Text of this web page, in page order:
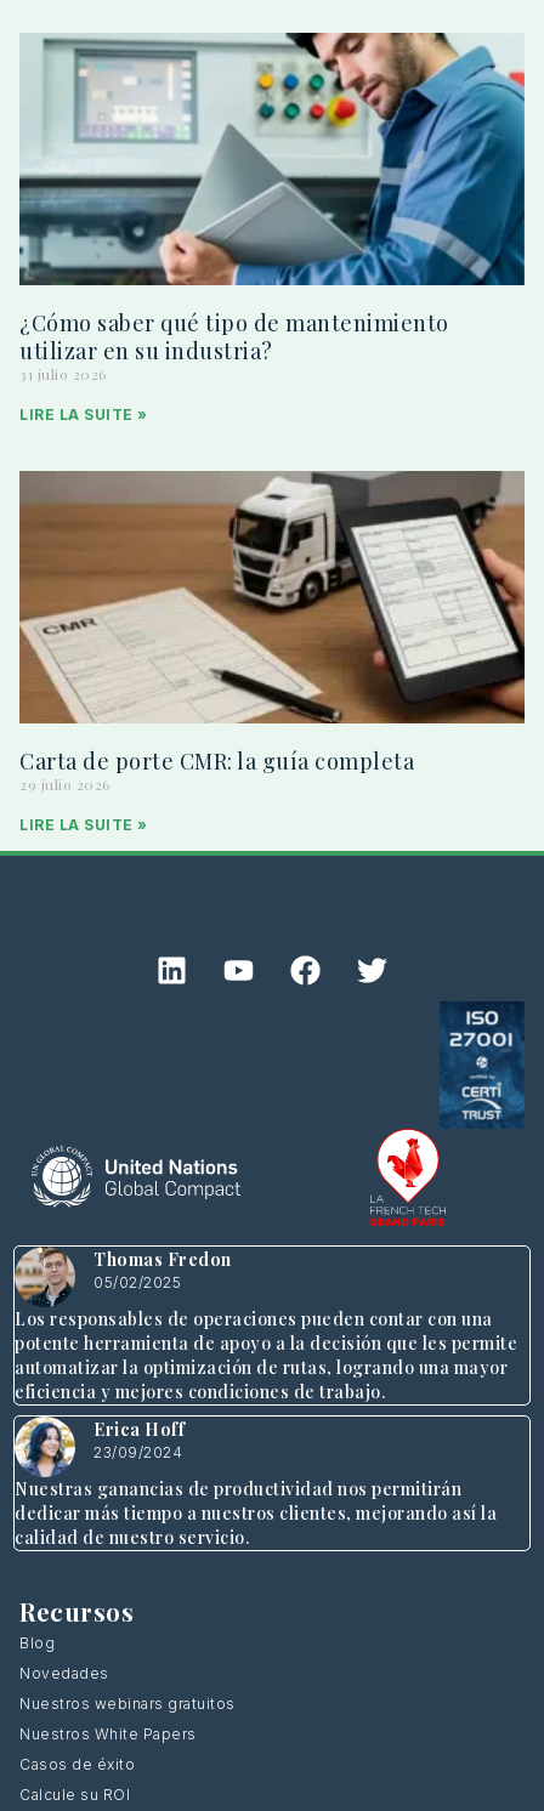
¿Cómo saber qué tipo de mantenimiento
utilizar en su industria?
31 julio 2026
LIRE LA SUITE »
Carta de porte CMR: la guía completa
29 julio 2026
LIRE LA SUITE »
Thomas Fredon
05/02/2025
Los responsables de operaciones pueden contar con una
potente herramienta de apoyo a la decisión que les permite
automatizar la optimización de rutas, logrando una mayor
eficiencia y mejores condiciones de trabajo.
Erica Hoff
23/09/2024
Nuestras ganancias de productividad nos permitirán
dedicar más tiempo a nuestros clientes, mejorando así la
calidad de nuestro servicio.
Recursos
Blog
Novedades
Nuestros webinars gratuitos
Nuestros White Papers
Casos de éxito
Calcule su ROI